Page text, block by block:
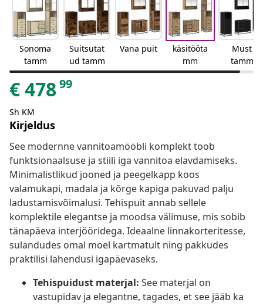
Sonoma
tamm
Suitsutat
ud tamm
Vana puit
käsitööta
mm
Must
tamm
€47899
Sh KM
Kirjeldus
See modernne vannitoamööbli komplekt toob
funktsionaalsuse ja stiili iga vannitoa elavdamiseks.
Minimalistlikud jooned ja peegelkapp koos
valamukapi, madala ja kõrge kapiga pakuvad palju
ladustamisvõimalusi. Tehispuit annab sellele
komplektile elegantse ja moodsa välimuse, mis sobib
tänapäeva interjööridega. Ideaalne linnakorteritesse,
sulandudes omal moel kartmatult ning pakkudes
praktilisi lahendusi igapäevaseks.
Tehispuidust materjal: See materjal on
vastupidav ja elegantne, tagades, et see jääb ka